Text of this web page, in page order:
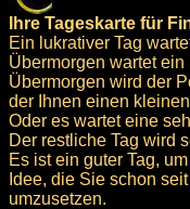
Ihre Tageskarte für
Ein lukrativer Tag
Übermorgen wartet
Übermorgen wird der
der Ihnen einen
Oder es wartet eine
Der restliche Tag wird
Es ist ein guter Tag,
Idee, die Sie schon
umzusetzen.